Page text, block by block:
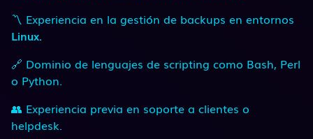
〽 Experiencia en la gestión de backups en entornos
Linux.
🔗 Dominio de lenguajes de scripting como Bash, Perl
o Python.
👥 Experiencia previa en soporte a clientes o
helpdesk.